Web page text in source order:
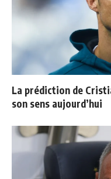
La prédiction de
son sens aujourd’hui